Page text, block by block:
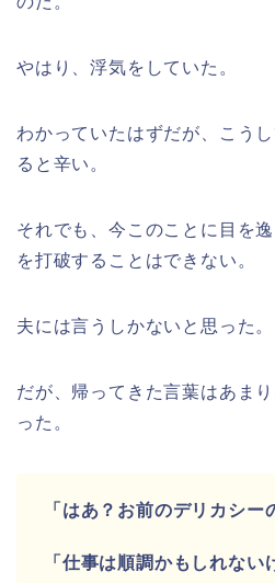
やはり、浮気をしていた。
わかっていたはずだが、こう
ると辛い。
それでも、今このことに目を
を打破することはできない。
夫には言うしかないと思った。
だが、帰ってきた言葉はあま
った。
「はあ？お前のデリカシー
「仕事は順調かもしれない